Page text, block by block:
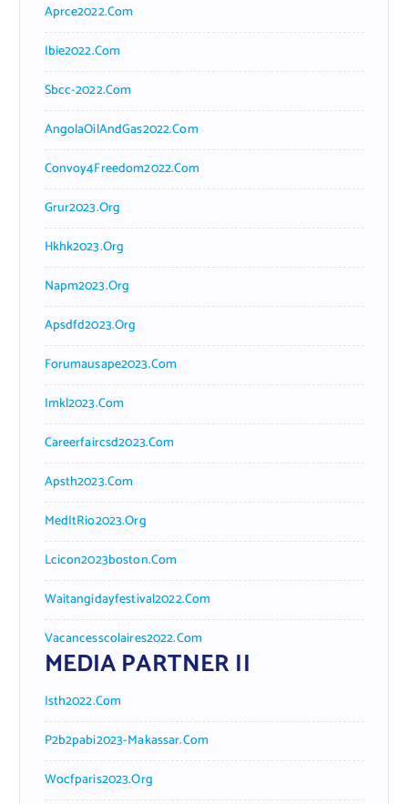
Aprce2022.com
Ibie2022.com
Sbcc-2022.com
AngolaOilAndGas2022.com
Convoy4Freedom2022.com
Grur2023.org
Hkhk2023.org
Napm2023.org
Apsdfd2023.org
Forumausape2023.com
Imkl2023.com
Careerfaircsd2023.com
Apsth2023.com
MedItRio2023.org
Lcicon2023boston.com
Waitangidayfestival2022.com
Vacancesscolaires2022.com
MEDIA PARTNER II
Isth2022.com
P2b2pabi2023-Makassar.com
Wocfparis2023.org